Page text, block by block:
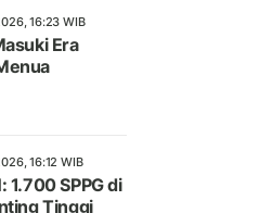
16:23 WIB
Era
16:12 WIB
1.700 SPPG di
Tinggi